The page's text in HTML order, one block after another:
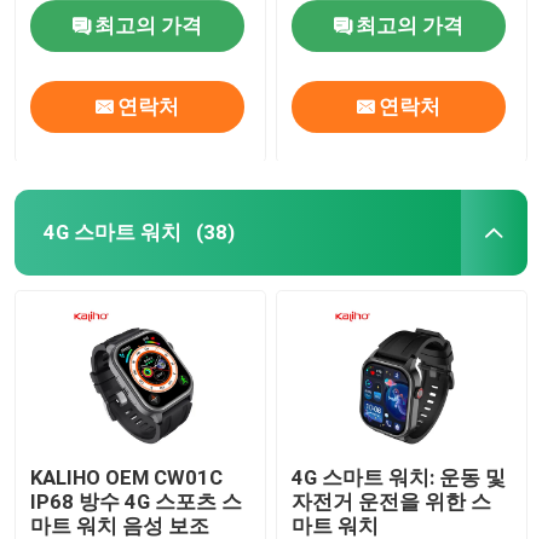
최고의 가격
연락처
최고의 가격
연락처
4G 스마트 워치 (38)
KALIHO OEM CW01C
IP68 방수 4G 스포츠 스
마트 워치 음성 보조
4G 스마트 워치: 운동 및
자전거 운전을 위한 스
마트 워치